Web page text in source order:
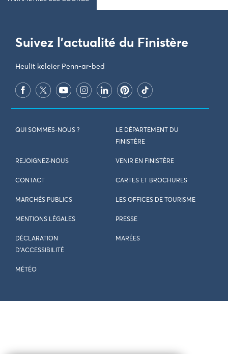
Suivez l'actualité du Finistère
Heulit keleier Penn-ar-bed
QUI SOMMES-NOUS ?
LE DÉPARTEMENT DU
FINISTÈRE
REJOIGNEZ-NOUS VENIR EN FINISTÈRE
CONTACT CARTES ET BROCHURES
MARCHÉS PUBLICS LES OFFICES DE TOURISME
MENTIONS LÉGALES PRESSE
DÉCLARATION
D’ACCESSIBILITÉ
MARÉES
MÉTÉO